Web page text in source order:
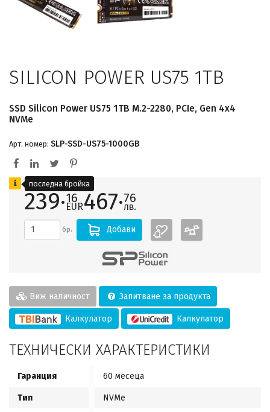
SILICON POWER US75 1TB
SSD Silicon Power US75 1TB M.2-2280, PCIe, Gen 4x4
NVMe
Арт. номер: SLP-SSD-US75-1000GB
239·16
EUR467·76
лв.
бр. Добави
Виж наличност Запитване за продукта
Калкулатор Калкулатор
ТЕХНИЧЕСКИ ХАРАКТЕРИСТИКИ
Гаранция 60 месеца
Тип NVMe
последна бройка